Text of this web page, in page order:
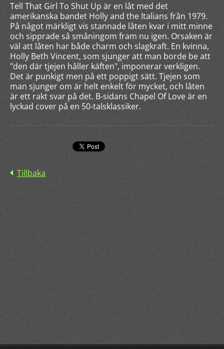
Tell That Girl To Shut Up är en låt med det
amerikanska bandet Holly and the Italians från 1979.
På något märkligt vis stannade låten kvar i mitt minne
och sipprade så småningom fram nu igen. Orsaken är
väl att låten har både charm och slagkraft. En kvinna,
Holly Beth Vincent, som sjunger att man borde be att
"den där tjejen håller käften", imponerar verkligen.
Det är punkigt men på ett poppigt sätt. Tjejen som
man sjunger om är helt enkelt för mycket, och låten
är ett rakt svar på det. B-sidans Chapel Of Love är en
lyckad cover på en 50-talsklassiker.
Tillbaka